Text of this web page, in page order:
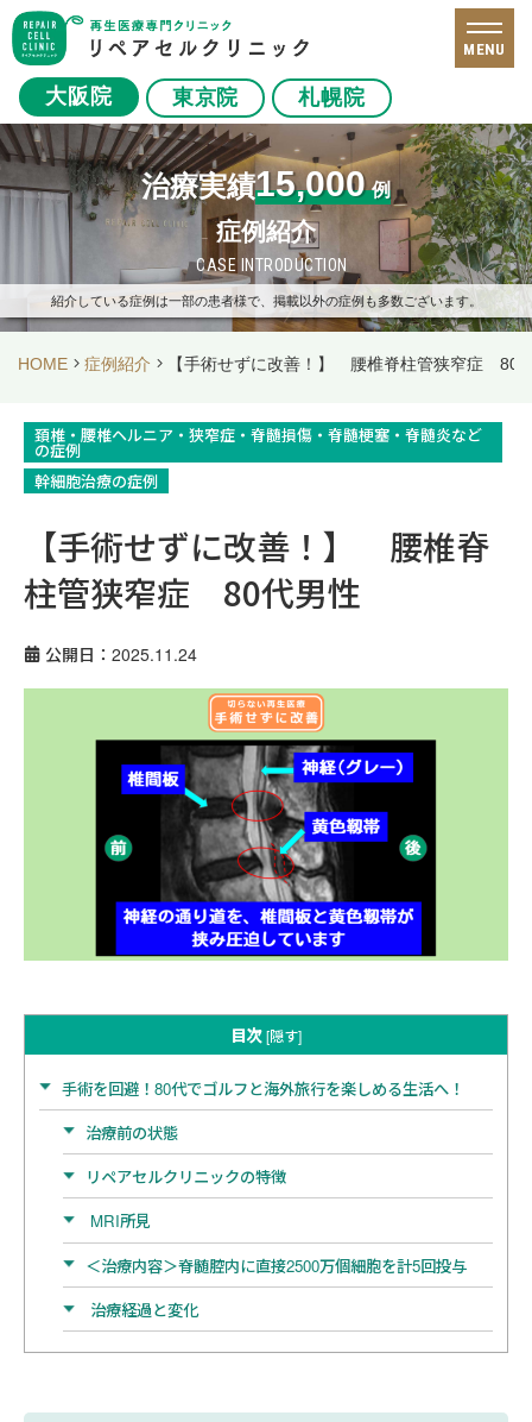
大阪院 東京院 札幌院
MENU
治療実績15,000 例
症例紹介
CASE INTRODUCTION
紹介している症例は一部の患者様で、掲載以外の症例も多数ございます。
HOME 症例紹介 【手術せずに改善！】 腰椎脊柱管狭窄症 80
頚椎・腰椎ヘルニア・狭窄症・脊髄損傷・脊髄梗塞・脊髄炎など
の症例
幹細胞治療の症例
【手術せずに改善！】 腰椎脊
柱管狭窄症 80代男性
公開日：2025.11.24
目次 [隠す]
手術を回避！80代でゴルフと海外旅行を楽しめる生活へ！
治療前の状態
リペアセルクリニックの特徴
MRI所見
＜治療内容＞脊髄腔内に直接2500万個細胞を計5回投与
治療経過と変化